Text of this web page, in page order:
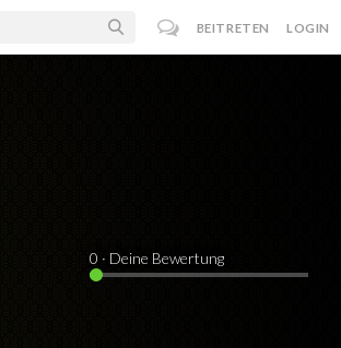
BEITRETEN LOGIN
0 · Deine Bewertung